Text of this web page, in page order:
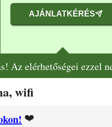
Az elérhetőségei ezzel
AJÁNLATKÉRÉS
wifi
❤️